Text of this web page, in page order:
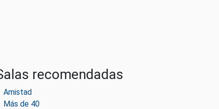
recomendadas
Amistad
Más de 40